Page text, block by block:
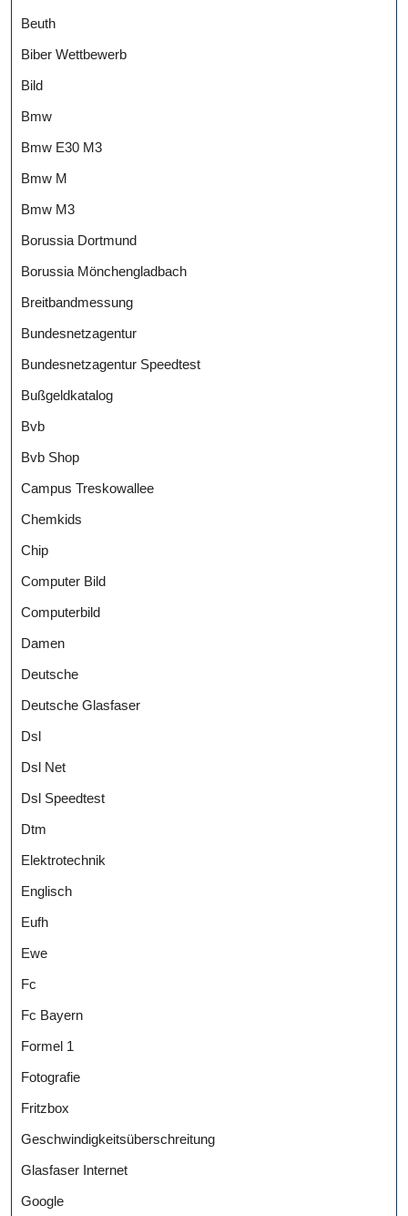
Beuth
Biber Wettbewerb
Bild
Bmw
Bmw E30 M3
Bmw M
Bmw M3
Borussia Dortmund
Borussia Mönchengladbach
Breitbandmessung
Bundesnetzagentur
Bundesnetzagentur Speedtest
Bußgeldkatalog
Bvb
Bvb Shop
Campus Treskowallee
Chemkids
Chip
Computer Bild
Computerbild
Damen
Deutsche
Deutsche Glasfaser
Dsl
Dsl Net
Dsl Speedtest
Dtm
Elektrotechnik
Englisch
Eufh
Ewe
Fc
Fc Bayern
Formel 1
Fotografie
Fritzbox
Geschwindigkeitsüberschreitung
Glasfaser Internet
Google